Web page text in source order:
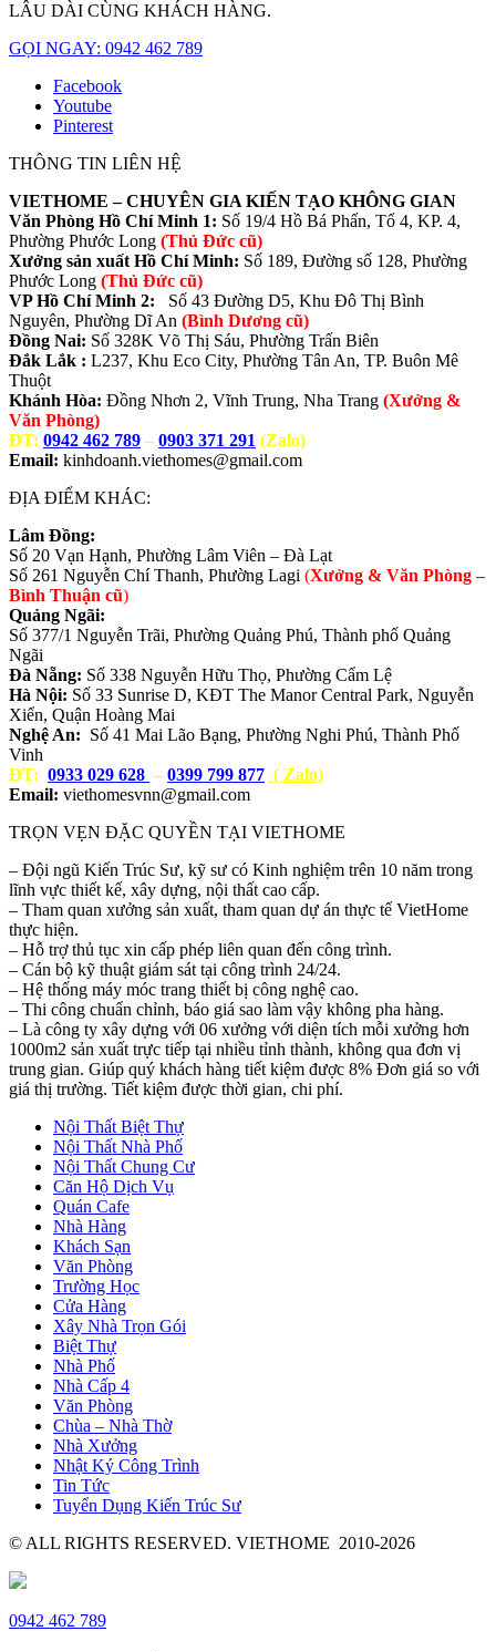
LÂU DÀI CÙNG KHÁCH HÀNG.
GỌI NGAY: 0942 462 789
Facebook
Youtube
Pinterest
THÔNG TIN LIÊN HỆ
VIETHOME – CHUYÊN GIA KIẾN TẠO KHÔNG GIAN
Văn Phòng Hồ Chí Minh 1: Số 19/4 Hồ Bá Phấn, Tổ 4, KP. 4,
Phường Phước Long (Thủ Đức cũ)
Xưởng sản xuất Hồ Chí Minh: Số 189, Đường số 128, Phường
Phước Long (Thủ Đức cũ)
VP Hồ Chí Minh 2: Số 43 Đường D5, Khu Đô Thị Bình
Nguyên, Phường Dĩ An (Bình Dương cũ)
Đồng Nai: Số 328K Võ Thị Sáu, Phường Trấn Biên
Đắk Lắk : L237, Khu Eco City, Phường Tân An, TP. Buôn Mê
Thuột
Khánh Hòa: Đồng Nhơn 2, Vĩnh Trung, Nha Trang (Xưởng &
Văn Phòng)
ĐT: 0942 462 789–0903 371 291 (Zalo)
Email: kinhdoanh.viethomes@gmail.com
ĐỊA ĐIỂM KHÁC:
Lâm Đồng:
Số 20 Vạn Hạnh, Phường Lâm Viên – Đà Lạt
Số 261 Nguyễn Chí Thanh, Phường Lagi (Xưởng & Văn Phòng –
Bình Thuận cũ)
Quảng Ngãi:
Số 377/1 Nguyễn Trãi, Phường Quảng Phú, Thành phố Quảng
Ngãi
Đà Nẵng: Số 338 Nguyễn Hữu Thọ, Phường Cẩm Lệ
Hà Nội: Số 33 Sunrise D, KĐT The Manor Central Park, Nguyễn
Xiển, Quận Hoàng Mai
Nghệ An: Số 41 Mai Lão Bạng, Phường Nghi Phú, Thành Phố
Vinh
ĐT: 0933 029 628 –0399 799 877 ( Zalo)
Email: viethomesvnn@gmail.com
TRỌN VẸN ĐẶC QUYỀN TẠI VIETHOME
– Đội ngũ Kiến Trúc Sư, kỹ sư có Kinh nghiệm trên 10 năm trong
lĩnh vực thiết kế, xây dựng, nội thất cao cấp.
– Tham quan xưởng sản xuất, tham quan dự án thực tế VietHome
thực hiện.
– Hỗ trợ thủ tục xin cấp phép liên quan đến công trình.
– Cán bộ kỹ thuật giám sát tại công trình 24/24.
– Hệ thống máy móc trang thiết bị công nghệ cao.
– Thi công chuẩn chỉnh, báo giá sao làm vậy không pha hàng.
– Là công ty xây dựng với 06 xưởng với diện tích mỗi xưởng hơn
1000m2 sản xuất trực tiếp tại nhiều tỉnh thành, không qua đơn vị
trung gian. Giúp quý khách hàng tiết kiệm được 8% Đơn giá so với
giá thị trường. Tiết kiệm được thời gian, chi phí.
Nội Thất Biệt Thự
Nội Thất Nhà Phố
Nội Thất Chung Cư
Căn Hộ Dịch Vụ
Quán Cafe
Nhà Hàng
Khách Sạn
Văn Phòng
Trường Học
Cửa Hàng
Xây Nhà Trọn Gói
Biệt Thự
Nhà Phố
Nhà Cấp 4
Văn Phòng
Chùa – Nhà Thờ
Nhà Xưởng
Nhật Ký Công Trình
Tin Tức
Tuyển Dụng Kiến Trúc Sư
© ALL RIGHTS RESERVED. VIETHOME 2010-2026
0942 462 789